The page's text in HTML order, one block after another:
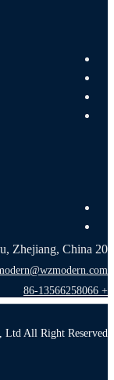
20 Jinsiqiao Road, Wenzhou, Zhejiang, China
+ 86-13566258066
Ltd All Right Reserved